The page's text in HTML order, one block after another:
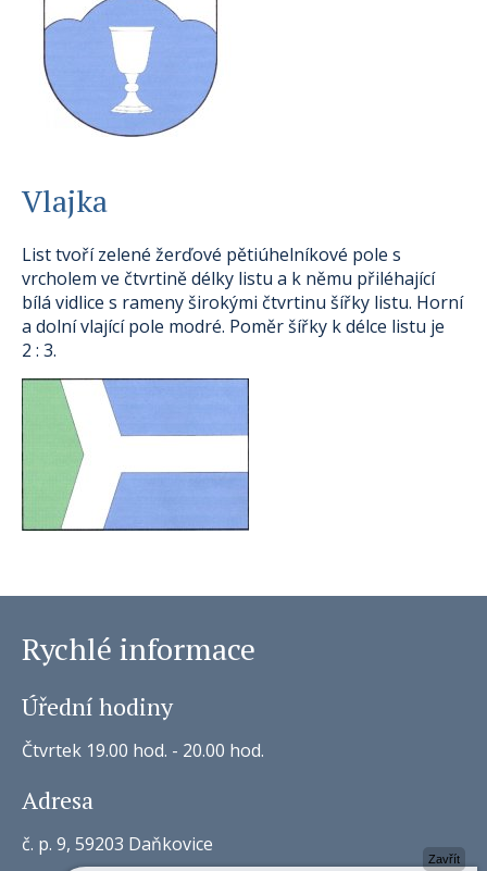
Vlajka
List tvoří zelené žerďové pětiúhelníkové pole s
vrcholem ve čtvrtině délky listu a k němu přiléhající
bílá vidlice s rameny širokými čtvrtinu šířky listu. Horní
a dolní vlající pole modré. Poměr šířky k délce listu je
2 : 3.
Rychlé informace
Úřední hodiny
Čtvrtek 19.00 hod. - 20.00 hod.
Adresa
č. p. 9, 59203 Daňkovice
Zavřít